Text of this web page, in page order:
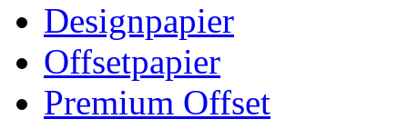
Designpapier
Offsetpapier
Premium Offset